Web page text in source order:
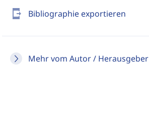
send_to_mobile Bibliographie exportieren
Mehr vom Autor / Herausgeber